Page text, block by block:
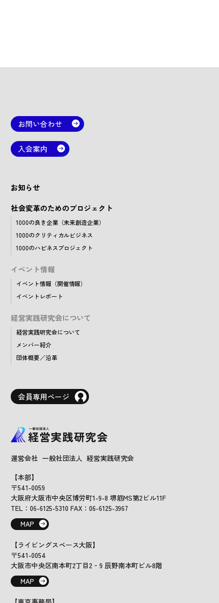
お問い合わせ
入会案内
お知らせ
社会変革のためのプロジェクト
1000の良き企業（未来創造企業）
1000のクリティカルビジネス
1000のハピネスプロジェクト
イベント情報
イベント情報（開催情報）
イベントレポート
経営実践研究会について
経営実践研究会について
メンバー紹介
団体概要／沿革
会員専用ページ
運営会社 一般社団法人 経営実践研究会
【本部】
〒541-0059
大阪府大阪市中央区博労町1-9-8 堺筋MS第2ビル11F
TEL：06-6125-5310 FAX：06-6125-3967
MAP
【ライビングスペース大阪】
〒541-0054
大阪市中央区南本町2丁目2‐9 辰野南本町ビル8階
MAP